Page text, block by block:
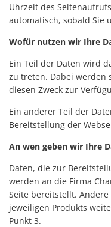
Uhrzeit des
automatisch, sobald Sie
Wofür nutzen wir Ihre
Ein Teil der Daten wird
zu treten. Dabei werden
diesen Zweck zur
Ein anderer Teil der
Bereitstellung der
An wen geben wir Ihre
Daten, die zur
werden an die Firma
Seite bereitstellt.
jeweiligen Produkts
Punkt 3.